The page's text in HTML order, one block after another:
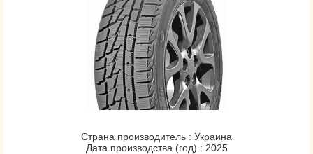
Страна производитель : Украина
Дата производства (год) : 2025